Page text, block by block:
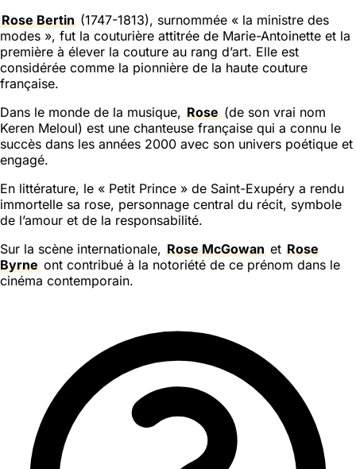
Rose Bertin (1747-1813), surnommée « la ministre des
modes », fut la couturière attitrée de Marie-Antoinette et la
première à élever la couture au rang d’art. Elle est
considérée comme la pionnière de la haute couture
française.
Dans le monde de la musique, Rose (de son vrai nom
Keren Meloul) est une chanteuse française qui a connu le
succès dans les années 2000 avec son univers poétique et
engagé.
En littérature, le « Petit Prince » de Saint-Exupéry a rendu
immortelle sa rose, personnage central du récit, symbole
de l’amour et de la responsabilité.
Sur la scène internationale, Rose McGowan et Rose
Byrne ont contribué à la notoriété de ce prénom dans le
cinéma contemporain.